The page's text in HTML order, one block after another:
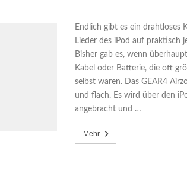
Endlich gibt es ein drahtloses
Lieder des iPod auf praktisch
Bisher gab es, wenn
Kabel oder Batterie, die oft
selbst waren. Das GEAR4
und flach. Es wird über den
angebracht und …
Mehr